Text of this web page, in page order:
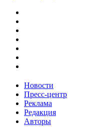
Новости
Пресс-центр
Реклама
Редакция
Авторы